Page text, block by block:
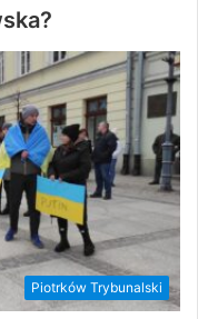
Piotrków Trybunalski